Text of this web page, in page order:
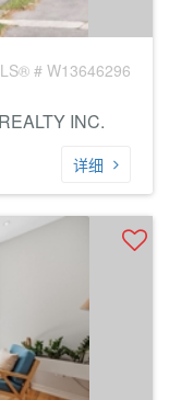
# W13646296
INC.
详细